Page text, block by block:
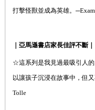
打擊怪獸並成為英雄。─
｜亞馬遜書店家長佳評不斷｜
☆這系列是我見過最吸引人
以讓孩子沉浸在故事中，但
Tolle